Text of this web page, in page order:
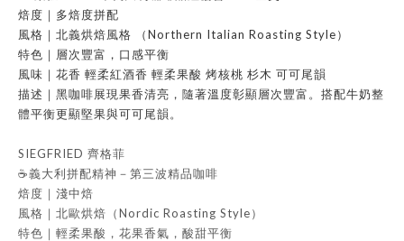
焙度｜多焙度拼配
風格｜北義烘焙風格 （Northern Italian Roasting Style）
特色｜層次豐富，口感平衡
風味｜花香 輕柔紅酒香 輕柔果酸 烤核桃 杉木 可可尾韻
描述｜黑咖啡展現果香清亮，隨著溫度彰顯層次豐富。搭配牛奶整
體平衡更顯堅果與可可尾韻。
SIEGFRIED 齊格菲
☕️義大利拼配精神－第三波精品咖啡
焙度｜淺中焙
風格｜北歐烘焙（Nordic Roasting Style）
特色｜輕柔果酸，花果香氣，酸甜平衡